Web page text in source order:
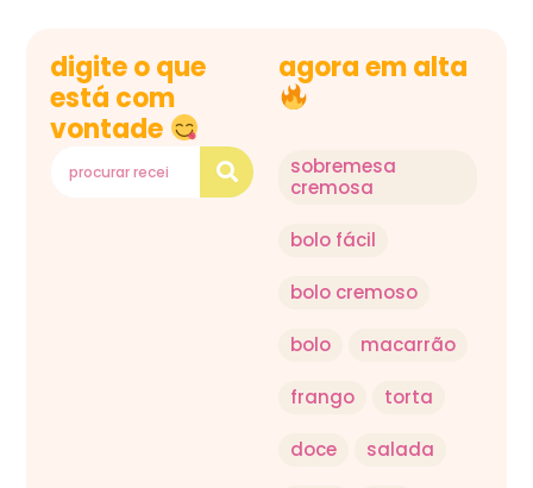
digite o que
está com
vontade
agora em alta
sobremesa
cremosa
bolo fácil
bolo cremoso
bolo macarrão
frango torta
doce salada